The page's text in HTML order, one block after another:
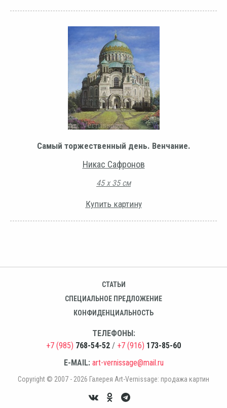
Самый торжественный день. Венчание.
Никас Сафронов
45 х 35 см
Купить картину
СТАТЬИ
СПЕЦИАЛЬНОЕ ПРЕДЛОЖЕНИЕ
КОНФИДЕНЦИАЛЬНОСТЬ
ТЕЛЕФОНЫ:
+7 (985) 768-54-52 / +7 (916) 173-85-60
E-MAIL: art-vernissage@mail.ru
Copyright © 2007 - 2026 Галерея Art-Vernissage: продажа картин